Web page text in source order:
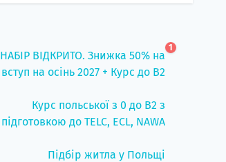
НАБІР ВІДКРИТО. Знижка 50% на
вступ на осінь 2027 + Курс до B2
1
Курс польської з 0 до B2 з
підготовкою до TELC, ECL, NAWA
Підбір житла у Польщі